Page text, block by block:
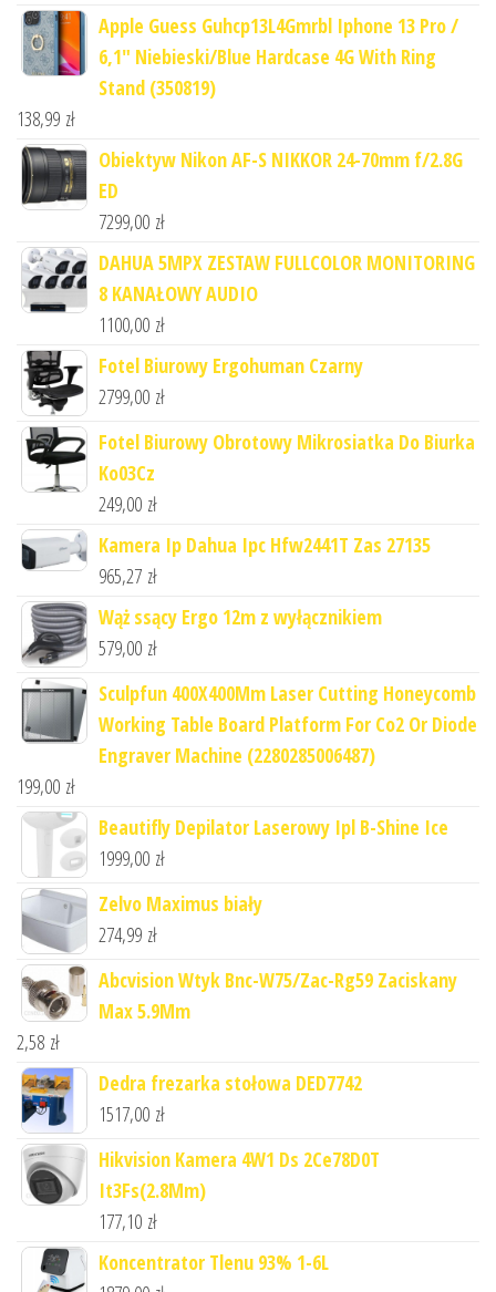
Apple Guess Guhcp13L4Gmrbl Iphone 13 Pro /
6,1" Niebieski/Blue Hardcase 4G With Ring
Stand (350819)
138,99 zł
Obiektyw Nikon AF-S NIKKOR 24-70mm f/2.8G
ED
7299,00 zł
DAHUA 5MPX ZESTAW FULLCOLOR MONITORING
8 KANAŁOWY AUDIO
1100,00 zł
Fotel Biurowy Ergohuman Czarny
2799,00 zł
Fotel Biurowy Obrotowy Mikrosiatka Do Biurka
Ko03Cz
249,00 zł
Kamera Ip Dahua Ipc Hfw2441T Zas 27135
965,27 zł
Wąż ssący Ergo 12m z wyłącznikiem
579,00 zł
Sculpfun 400X400Mm Laser Cutting Honeycomb
Working Table Board Platform For Co2 Or Diode
Engraver Machine (2280285006487)
199,00 zł
Beautifly Depilator Laserowy Ipl B-Shine Ice
1999,00 zł
Zelvo Maximus biały
274,99 zł
Abcvision Wtyk Bnc-W75/Zac-Rg59 Zaciskany
Max 5.9Mm
2,58 zł
Dedra frezarka stołowa DED7742
1517,00 zł
Hikvision Kamera 4W1 Ds 2Ce78D0T
It3Fs(2.8Mm)
177,10 zł
Koncentrator Tlenu 93% 1-6L